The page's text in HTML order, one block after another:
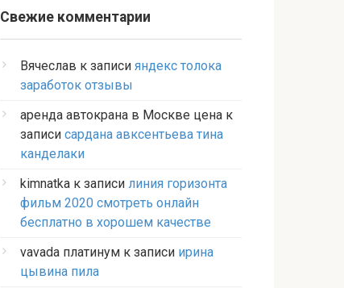
Свежие комментарии
Вячеслав к записи яндекс толока
заработок отзывы
аренда автокрана в Москве цена к
записи сардана авксентьева тина
канделаки
kimnatka к записи линия горизонта
фильм 2020 смотреть онлайн
бесплатно в хорошем качестве
vavada платинум к записи ирина
цывина пила